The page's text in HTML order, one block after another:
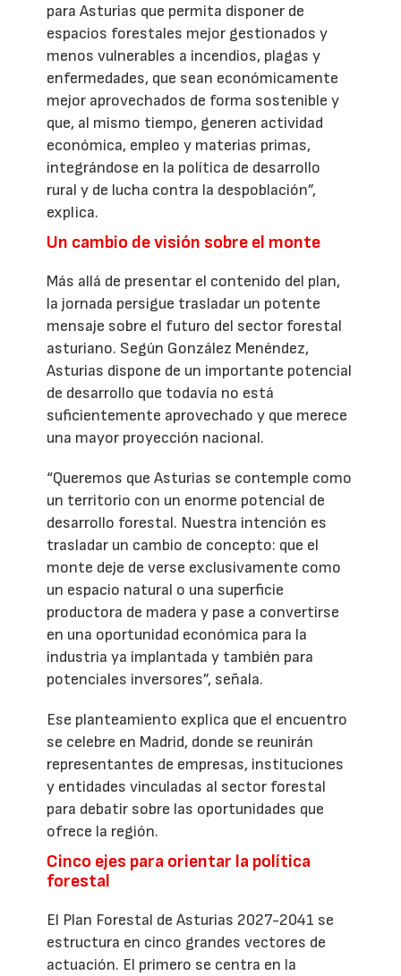
para Asturias que permita disponer de
espacios forestales mejor gestionados y
menos vulnerables a incendios, plagas y
enfermedades, que sean económicamente
mejor aprovechados de forma sostenible y
que, al mismo tiempo, generen actividad
económica, empleo y materias primas,
integrándose en la política de desarrollo
rural y de lucha contra la despoblación”,
explica.
Un cambio de visión sobre el monte
Más allá de presentar el contenido del plan,
la jornada persigue trasladar un potente
mensaje sobre el futuro del sector forestal
asturiano. Según González Menéndez,
Asturias dispone de un importante potencial
de desarrollo que todavía no está
suficientemente aprovechado y que merece
una mayor proyección nacional.
“Queremos que Asturias se contemple como
un territorio con un enorme potencial de
desarrollo forestal. Nuestra intención es
trasladar un cambio de concepto: que el
monte deje de verse exclusivamente como
un espacio natural o una superficie
productora de madera y pase a convertirse
en una oportunidad económica para la
industria ya implantada y también para
potenciales inversores”, señala.
Ese planteamiento explica que el encuentro
se celebre en Madrid, donde se reunirán
representantes de empresas, instituciones
y entidades vinculadas al sector forestal
para debatir sobre las oportunidades que
ofrece la región.
Cinco ejes para orientar la política
forestal
El Plan Forestal de Asturias 2027-2041 se
estructura en cinco grandes vectores de
actuación. El primero se centra en la